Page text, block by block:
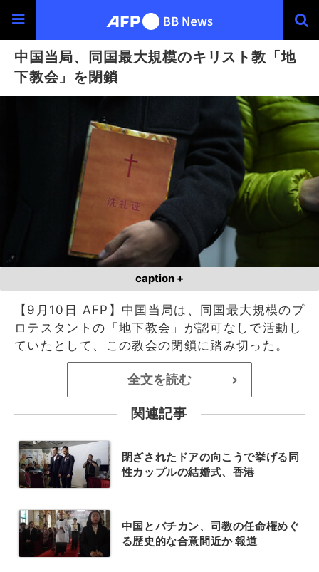
中国当局、同国最大規模のキリスト教「地
下教会」を閉鎖
caption +
【9月10日 AFP】中国当局は、同国最大規模のプ
ロテスタントの「地下教会」が認可なしで活動し
ていたとして、この教会の閉鎖に踏み切った。
全文を読む >
関連記事
閉ざされたドアの向こうで挙げる同
性カップルの結婚式、香港
中国とバチカン、司教の任命権めぐ
る歴史的な合意間近か 報道